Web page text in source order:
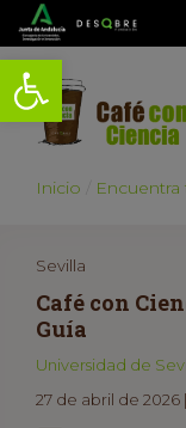
Abrir barra de
Inicio Encuentra
Sevilla
Café con
Guía
Universidad de
27 de abril de 2026